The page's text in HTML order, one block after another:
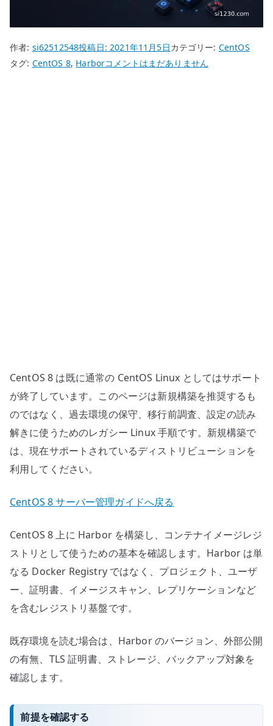
作者: si62512548投稿日:2021年11月5日カテゴリー: CentOS
タグ: CentOS 8, HarborCentOS
コメントはまだありません
CentOS 8 は既に通常の CentOS Linux としてはサポート
が終了しています。このページは新規構築を推奨するも
のではなく、過去環境の保守、移行前調査、設定の読み
解きに使うためのレガシー Linux 手順です。新規構築で
は、現在サポートされているディストリビューションを
利用してください。
CentOS 8 サーバー管理ガイドへ戻る
CentOS 8 上に Harbor を構築し、コンテナイメージレジ
ストリとして使うための基本を確認します。Harbor は単
なる Docker Registry ではなく、プロジェクト、ユーザ
ー、証明書、イメージスキャン、レプリケーションなど
を含むレジストリ基盤です。
既存環境を読む場合は、Harbor のバージョン、外部公開
の有無、TLS 証明書、ストレージ、バックアップ対象を
確認します。
前提を確認する